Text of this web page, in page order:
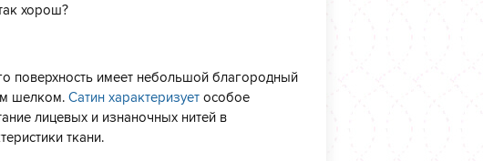
хорош?
поверхность имеет небольшой благородный
шелком. Сатин характеризует особое
лицевых и изнаночных нитей в
ткани.